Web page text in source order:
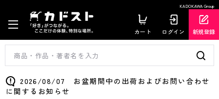
KADOKAWA Group
カート ログイン 新規登録
2026/08/07 お盆期間中の出荷およびお問い合わせ
に関するお知らせ